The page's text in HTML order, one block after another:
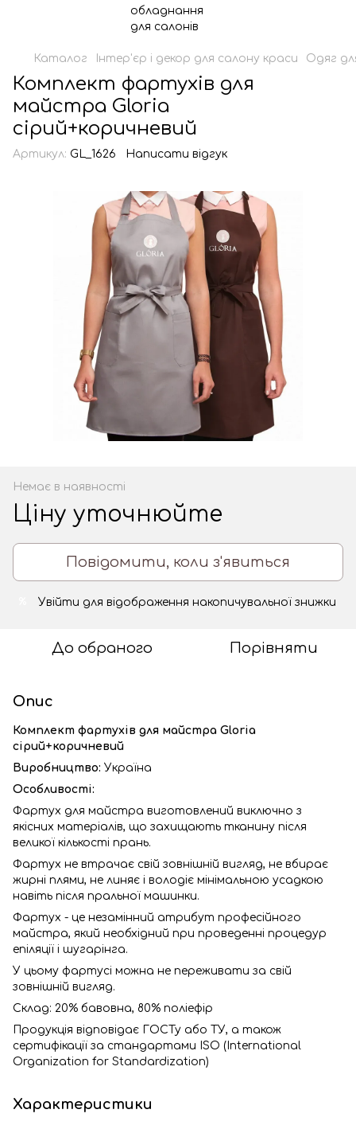
Каталог Інтер'єр і декор для салону краси Одяг
Комплект фартухів для
майстра Gloria
сірий+коричневий
Артикул: GL_1626 Написати відгук
Немає в наявності
Ціну уточнюйте
Повідомити, коли з'явиться
Увійти для відображення накопичувальної знижки
До обраного Порівняти
Опис
Комплект фартухів для майстра Gloria
сірий+коричневий
Виробництво: Україна
Особливості:
Фартух для майстра виготовлений виключно з
якісних матеріалів, що захищають тканину після
великої кількості прань.
Фартух не втрачає свій зовнішній вигляд, не вбирає
жирні плями, не линяє і володіє мінімальною усадкою
навіть після пральної машинки.
Фартух - це незамінний атрибут професійного
майстра, який необхідний при проведенні процедур
епіляції і шугарінга.
У цьому фартусі можна не переживати за свій
зовнішній вигляд.
Склад: 20% бавовна, 80% поліефір
Продукція відповідає ГОСТу або ТУ, а також
сертифікації за стандартами ISO (International
Organization for Standardization)
Характеристики